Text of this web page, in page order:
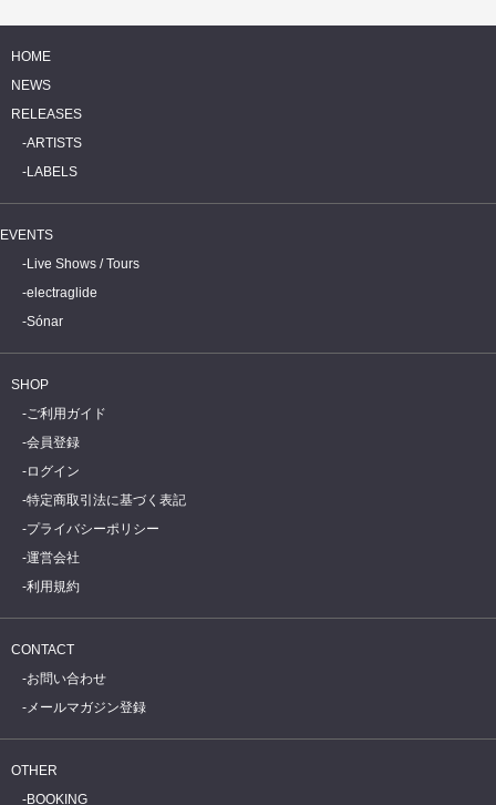
HOME
NEWS
RELEASES
ARTISTS
LABELS
EVENTS
Live Shows / Tours
electraglide
Sónar
SHOP
ご利用ガイド
会員登録
ログイン
特定商取引法に基づく表記
プライバシーポリシー
運営会社
利用規約
CONTACT
お問い合わせ
メールマガジン登録
OTHER
BOOKING